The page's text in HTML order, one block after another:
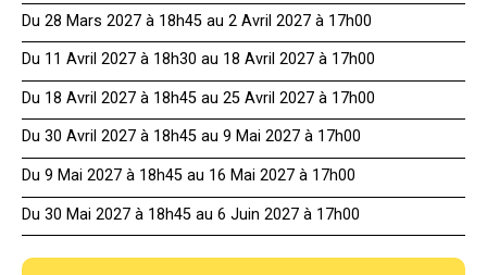
Du 28 Mars 2027 à 18h45 au 2 Avril 2027 à 17h00
Du 11 Avril 2027 à 18h30 au 18 Avril 2027 à 17h00
Du 18 Avril 2027 à 18h45 au 25 Avril 2027 à 17h00
Du 30 Avril 2027 à 18h45 au 9 Mai 2027 à 17h00
Du 9 Mai 2027 à 18h45 au 16 Mai 2027 à 17h00
Du 30 Mai 2027 à 18h45 au 6 Juin 2027 à 17h00